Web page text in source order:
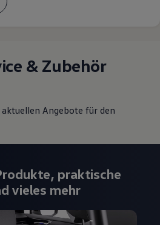
& Zubehör
aktuellen Angebote für den
praktische
vieles mehr